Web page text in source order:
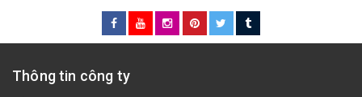
Thông tin công ty